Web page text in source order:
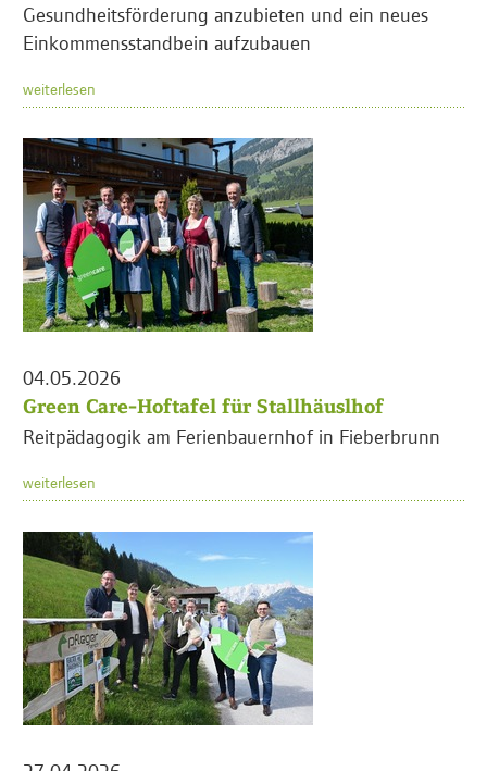
Gesundheitsförderung anzubieten und ein neues
Einkommensstandbein aufzubauen
weiterlesen
04.05.2026
Green Care-Hoftafel für Stallhäuslhof
Reitpädagogik am Ferienbauernhof in Fieberbrunn
weiterlesen